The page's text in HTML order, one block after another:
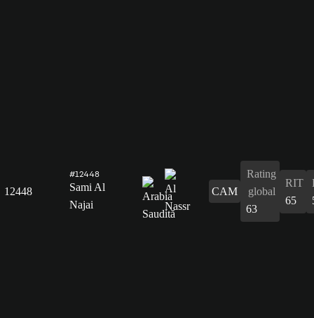
12448
#12448
Sami Al
Najai
CAM
Rating
global
63
RIT
65